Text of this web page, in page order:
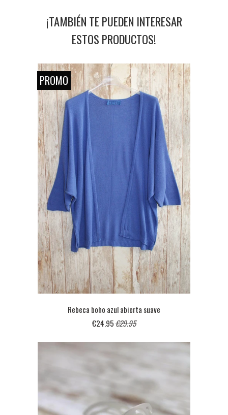
¡TAMBIÉN TE PUEDEN INTERESAR
ESTOS PRODUCTOS!
Rebeca boho azul abierta suave
€24.95€29.95
PROMO